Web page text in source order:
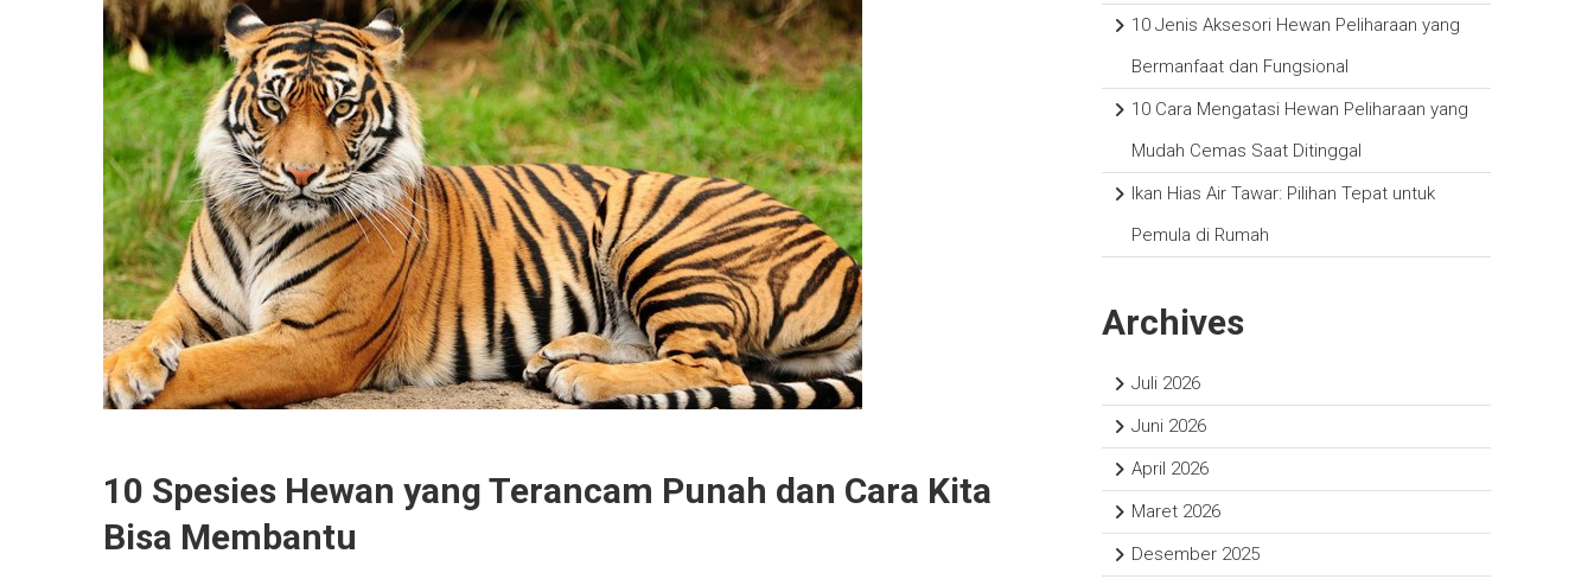
10 Spesies Hewan yang Terancam Punah dan Cara Kita
Bisa Membantu
10 Jenis Aksesori Hewan Peliharaan yang
Bermanfaat dan Fungsional
10 Cara Mengatasi Hewan Peliharaan yang
Mudah Cemas Saat Ditinggal
Ikan Hias Air Tawar: Pilihan Tepat untuk
Pemula di Rumah
Archives
Juli 2026
Juni 2026
April 2026
Maret 2026
Desember 2025